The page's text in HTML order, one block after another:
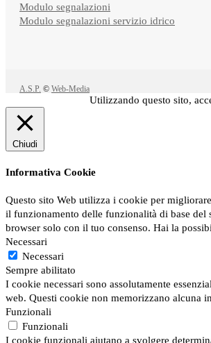
Modulo segnalazioni
Modulo segnalazioni servizio idrico
A.S.P. © Web-Media
Utilizzando questo sito,
Chiudi
Informativa Cookie
Questo sito Web utilizza i cookie per
il funzionamento delle funzionalità di base del
browser solo con il tuo consenso. Hai la
Necessari
Necessari
Sempre abilitato
I cookie necessari sono assolutamente
web. Questi cookie non memorizzano alcuna
Funzionali
Funzionali
I cookie funzionali aiutano a svolgere